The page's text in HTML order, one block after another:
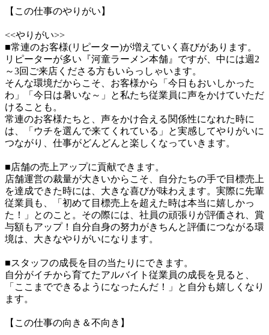
【この仕事のやりがい】
<<やりがい>>
■常連のお客様(リピーター)が増えていく喜びがあります。
リピーターが多い『河童ラーメン本舗』ですが、中には週2
～3回ご来店くださる方もいらっしゃいます。
そんな環境だからこそ、お客様から「今日もおいしかった
わ」「今日は暑いな～」と私たち従業員に声をかけていただ
けることも。
常連のお客様たちと、声をかけ合える関係性になれた時に
は、「ウチを選んで来てくれている」と実感してやりがいに
つながり、仕事がどんどんと楽しくなっていきます。
■店舗の売上アップに貢献できます。
店舗運営の裁量が大きいからこそ、自分たちの手で目標売上
を達成できた時には、大きな喜びが味わえます。実際に先輩
従業員も、「初めて目標売上を超えた時は本当に嬉しかっ
た！」とのこと。その際には、社員の頑張りが評価され、賞
与額もアップ！自分自身の努力がきちんと評価につながる環
境は、大きなやりがいになります。
■スタッフの成長を目の当たりにできます。
自分がイチから育てたアルバイト従業員の成長を見ると、
「ここまでできるようになったんだ！」と自分も嬉しくなり
ます。
【この仕事の向き＆不向き】